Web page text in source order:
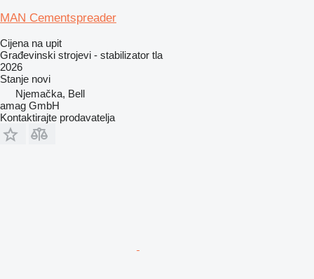
MAN Cementspreader
Cijena na upit
Građevinski strojevi - stabilizator tla
2026
Stanje novi
Njemačka, Bell
amag GmbH
Kontaktirajte prodavatelja